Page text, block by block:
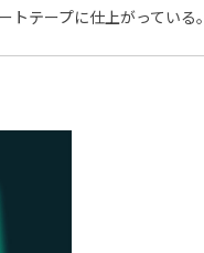
トテープに仕上がっている。